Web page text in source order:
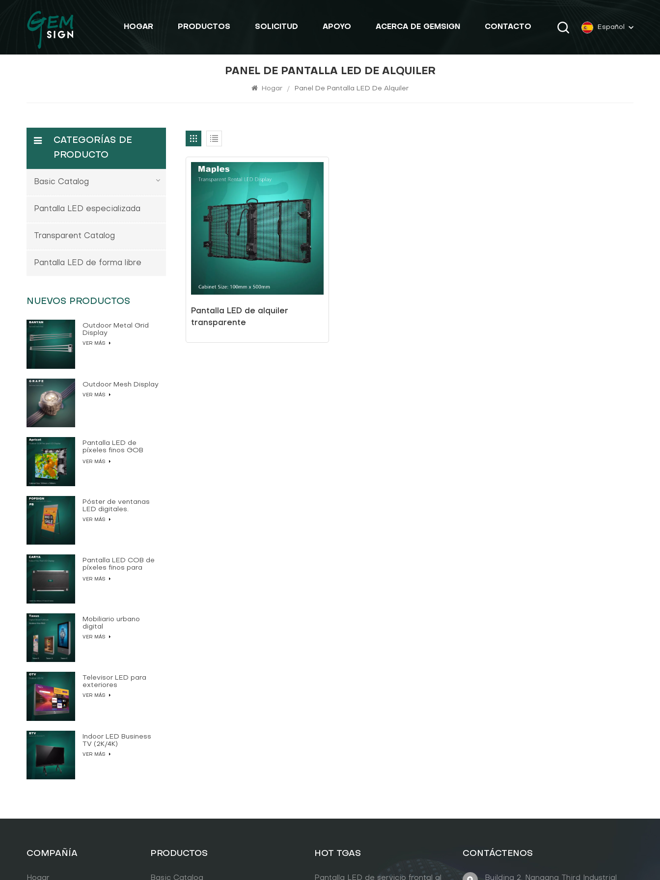
HOGAR PRODUCTOS SOLICITUD APOYO ACERCA DE GEMSIGN CONTACTO Español
PANEL DE PANTALLA LED DE ALQUILER
Hogar / Panel De Pantalla LED De Alquiler
Pantalla LED de alquiler
transparente
CATEGORÍAS DE
PRODUCTO
Basic Catalog
Pantalla LED especializada
Transparent Catalog
Pantalla LED de forma libre
NUEVOS PRODUCTOS
Outdoor Metal Grid
Display
VER MÁS
Outdoor Mesh Display
VER MÁS
Pantalla LED de
píxeles finos GOB
para exteriores
VER MÁS
Póster de ventanas
LED digitales.
VER MÁS
Pantalla LED COB de
píxeles finos para
interiores
VER MÁS
Mobiliario urbano
digital
VER MÁS
Televisor LED para
exteriores
VER MÁS
Indoor LED Business
TV (2K/4K)
VER MÁS
COMPAÑÍA
Hogar
PRODUCTOS
Basic Catalog
HOT TGAS
Pantalla LED de servicio frontal al
CONTÁCTENOS
Building 2, Nangang Third Industrial